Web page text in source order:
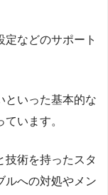
などのサポート
といった基本的な
います。
技術を持ったスタ
ルへの対処やメン